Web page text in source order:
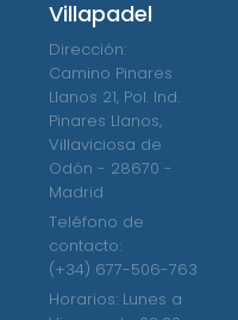
Villapadel
Dirección:
Camino Pinares
Llanos 21, Pol. Ind.
Pinares Llanos,
Villaviciosa de
Odón - 28670 -
Madrid
Teléfono de
contacto:
(+34) 677-506-763
Horarios: Lunes a